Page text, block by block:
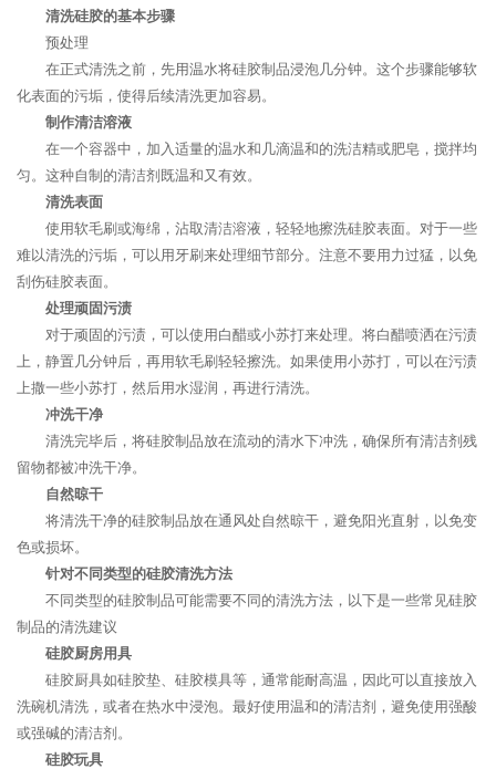
清洗硅胶的基本步骤
预处理
在正式清洗之前，先用温水将硅胶制品浸泡几分钟。这个步骤能够软
化表面的污垢，使得后续清洗更加容易。
制作清洁溶液
在一个容器中，加入适量的温水和几滴温和的洗洁精或肥皂，搅拌均
匀。这种自制的清洁剂既温和又有效。
清洗表面
使用软毛刷或海绵，沾取清洁溶液，轻轻地擦洗硅胶表面。对于一些
难以清洗的污垢，可以用牙刷来处理细节部分。注意不要用力过猛，以免
刮伤硅胶表面。
处理顽固污渍
对于顽固的污渍，可以使用白醋或小苏打来处理。将白醋喷洒在污渍
上，静置几分钟后，再用软毛刷轻轻擦洗。如果使用小苏打，可以在污渍
上撒一些小苏打，然后用水湿润，再进行清洗。
冲洗干净
清洗完毕后，将硅胶制品放在流动的清水下冲洗，确保所有清洁剂残
留物都被冲洗干净。
自然晾干
将清洗干净的硅胶制品放在通风处自然晾干，避免阳光直射，以免变
色或损坏。
针对不同类型的硅胶清洗方法
不同类型的硅胶制品可能需要不同的清洗方法，以下是一些常见硅胶
制品的清洗建议
硅胶厨房用具
硅胶厨具如硅胶垫、硅胶模具等，通常能耐高温，因此可以直接放入
洗碗机清洗，或者在热水中浸泡。最好使用温和的清洁剂，避免使用强酸
或强碱的清洁剂。
硅胶玩具